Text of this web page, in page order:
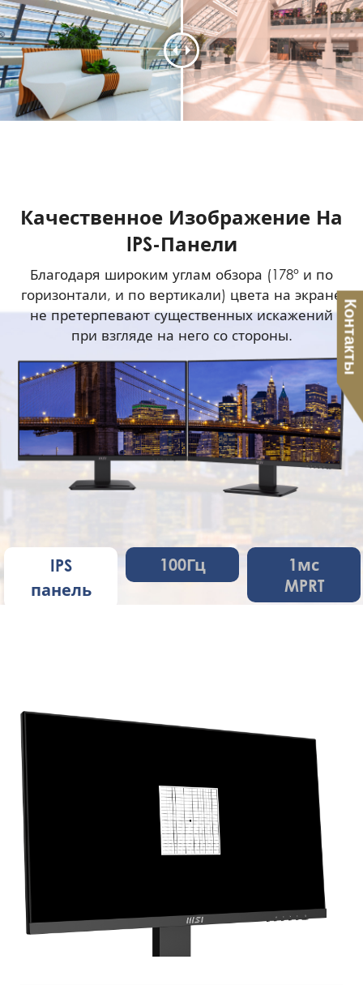
Качественное Изображение На
IPS-Панели
Благодаря широким углам обзора (178° и по
горизонтали, и по вертикали) цвета на экране
не претерпевают существенных искажений
при взгляде на него со стороны.
IPS
панель
100Гц
1мс
MPRT
Контакты